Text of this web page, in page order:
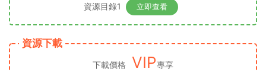
資源目錄1 立即查看
資源下載
下載價格 VIP專享